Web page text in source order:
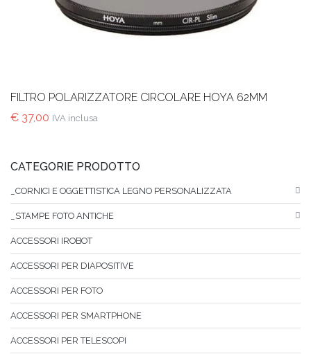
FILTRO POLARIZZATORE CIRCOLARE HOYA 62MM
€ 37,00 IVA inclusa
CATEGORIE PRODOTTO
_CORNICI E OGGETTISTICA LEGNO PERSONALIZZATA
_STAMPE FOTO ANTICHE
ACCESSORI IROBOT
ACCESSORI PER DIAPOSITIVE
ACCESSORI PER FOTO
ACCESSORI PER SMARTPHONE
ACCESSORI PER TELESCOPI